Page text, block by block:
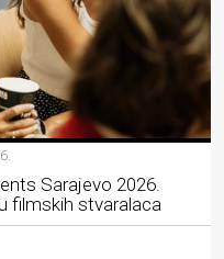
Sarajevo 2026.
filmskih stvaralaca